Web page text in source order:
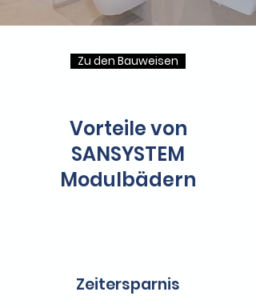
Zu den Bauweisen
Vorteile von
SANSYSTEM
Modulbädern
Zeitersparnis